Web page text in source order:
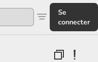
Se
connecter